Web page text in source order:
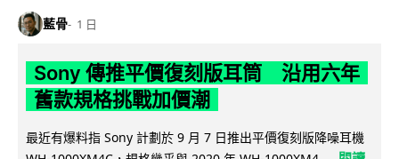
藍骨 1 日
Sony 傳推平價復刻版耳筒 沿用六年
舊款規格挑戰加價潮
最近有爆料指 Sony 計劃於 9 月 7 日推出平價復刻版降噪耳機